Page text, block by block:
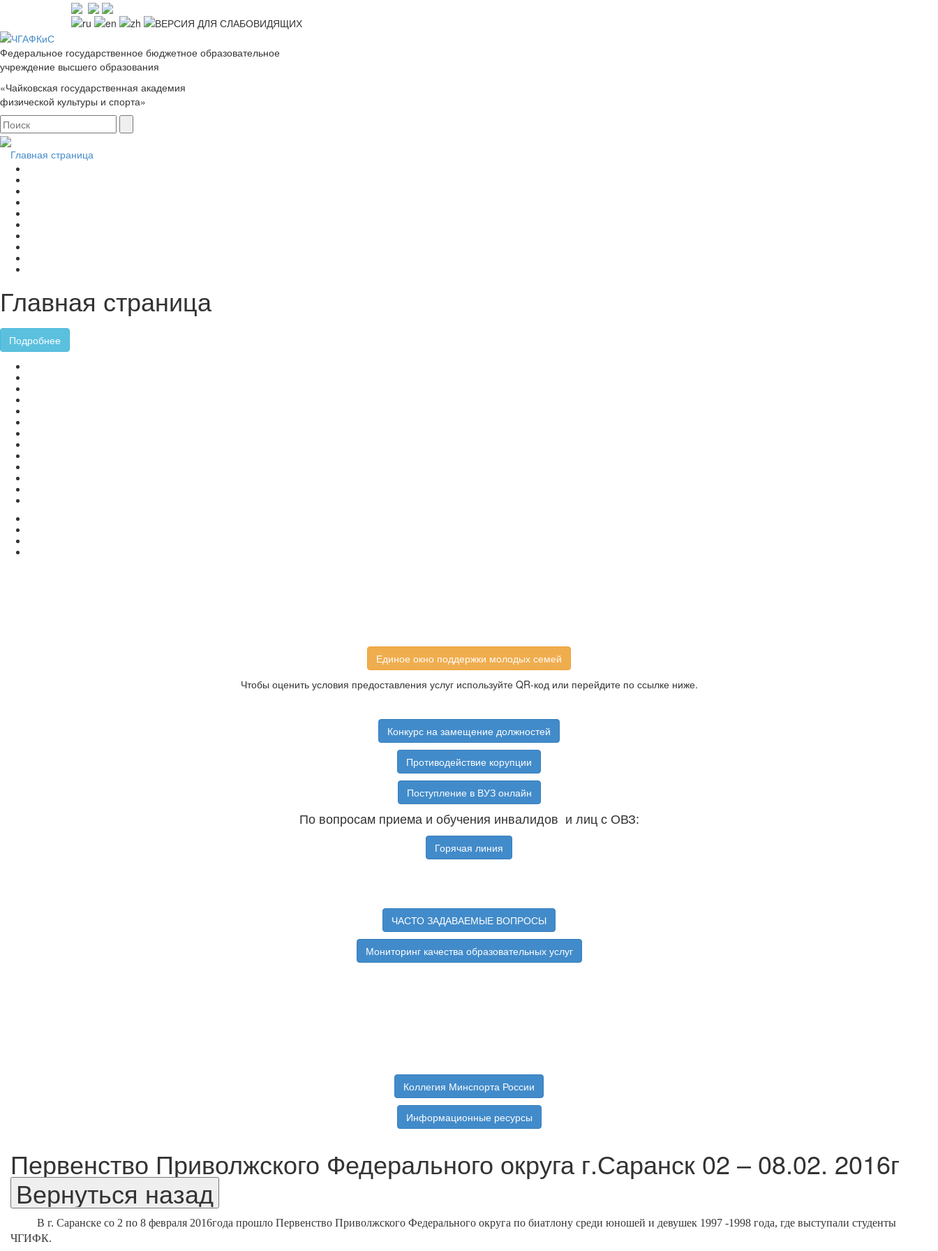
Федеральное государственное бюджетное образовательное
учреждение высшего образования
«Чайковская государственная академия
физической культуры и спорта»
Главная страница
Главная страница
Подробнее
Единое окно поддержки молодых семей
Чтобы оценить условия предоставления услуг используйте QR-код или перейдите по ссылке ниже.
Конкурс на замещение должностей
Противодействие корупции
Поступление в ВУЗ онлайн
По вопросам приема и обучения инвалидов и лиц с ОВЗ:
Горячая линия
ЧАСТО ЗАДАВАЕМЫЕ ВОПРОСЫ
Мониторинг качества образовательных услуг
Коллегия Минспорта России
Информационные ресурсы
Первенство Приволжского Федерального округа г.Саранск 02 – 08.02. 2016г
В г. Саранске со 2 по 8 февраля 2016года прошло Первенство Приволжского Федерального округа по биатлону среди юношей и девушек 1997 -1998 года, где выступали студенты
ЧГИФК.